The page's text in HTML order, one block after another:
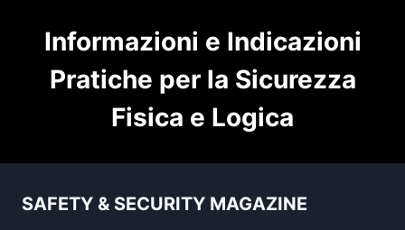
Informazioni e Indicazioni
Pratiche per la Sicurezza
Fisica e Logica
SAFETY & SECURITY MAGAZINE